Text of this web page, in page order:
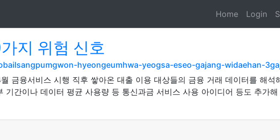
Home Login
지 위험 신호
hyeongeumhwa-yeogsa-eseo-gajang-widaehan-
금융서비스 시행 직후 쌓아온 대출 이용 대상들의 금융 거래 데이터를 해석
기간이나 데이터 평균 사용량 등 통신과금 서비스 사용 아이디어 등도 추가